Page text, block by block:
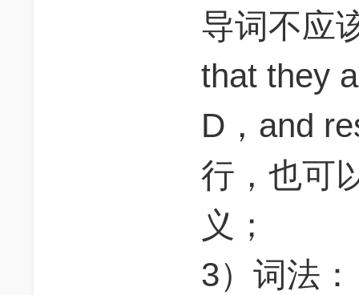
导词不应
that they
D，and
行，也可
义；
3）词法：